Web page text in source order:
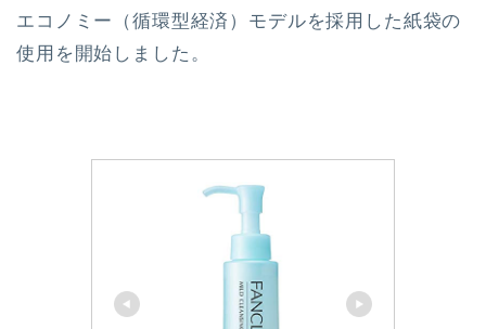
エコノミー（循環型経済）モデルを採用した紙袋の
使用を開始しました。